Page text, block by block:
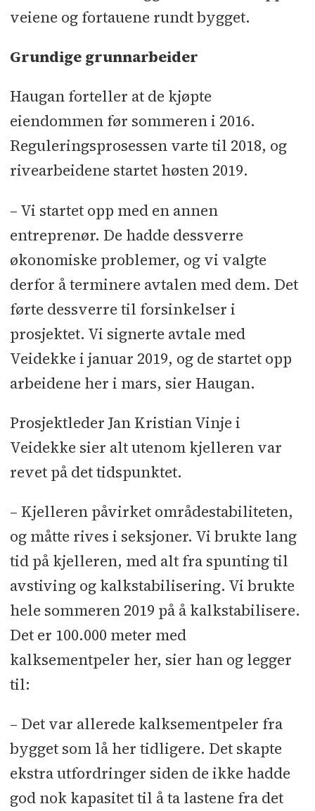
veiene og fortauene rundt bygget.
Grundige grunnarbeider
Haugan forteller at de kjøpte
eiendommen før sommeren i 2016.
Reguleringsprosessen varte til 2018, og
rivearbeidene startet høsten 2019.
– Vi startet opp med en annen
entreprenør. De hadde dessverre
økonomiske problemer, og vi valgte
derfor å terminere avtalen med dem. Det
førte dessverre til forsinkelser i
prosjektet. Vi signerte avtale med
Veidekke i januar 2019, og de startet opp
arbeidene her i mars, sier Haugan.
Prosjektleder Jan Kristian Vinje i
Veidekke sier alt utenom kjelleren var
revet på det tidspunktet.
– Kjelleren påvirket områdestabiliteten,
og måtte rives i seksjoner. Vi brukte lang
tid på kjelleren, med alt fra spunting til
avstiving og kalkstabilisering. Vi brukte
hele sommeren 2019 på å kalkstabilisere.
Det er 100.000 meter med
kalksementpeler her, sier han og legger
til:
– Det var allerede kalksementpeler fra
bygget som lå her tidligere. Det skapte
ekstra utfordringer siden de ikke hadde
god nok kapasitet til å ta lastene fra det